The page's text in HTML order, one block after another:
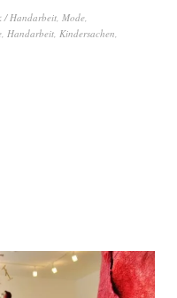
/ Handarbeit, Mode,
, Handarbeit, Kindersachen,